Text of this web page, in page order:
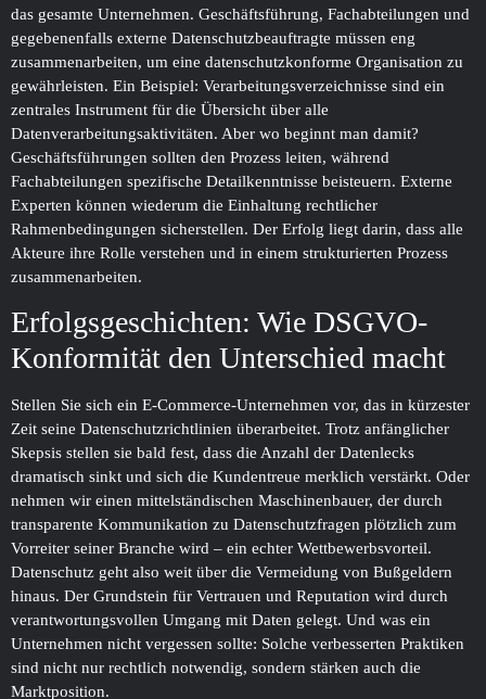
das gesamte Unternehmen. Geschäftsführung, Fachabteilungen und
gegebenenfalls externe Datenschutzbeauftragte müssen eng
zusammenarbeiten, um eine datenschutzkonforme Organisation zu
gewährleisten. Ein Beispiel: Verarbeitungsverzeichnisse sind ein
zentrales Instrument für die Übersicht über alle
Datenverarbeitungsaktivitäten. Aber wo beginnt man damit?
Geschäftsführungen sollten den Prozess leiten, während
Fachabteilungen spezifische Detailkenntnisse beisteuern. Externe
Experten können wiederum die Einhaltung rechtlicher
Rahmenbedingungen sicherstellen. Der Erfolg liegt darin, dass alle
Akteure ihre Rolle verstehen und in einem strukturierten Prozess
zusammenarbeiten.
Erfolgsgeschichten: Wie DSGVO-
Konformität den Unterschied macht
Stellen Sie sich ein E-Commerce-Unternehmen vor, das in kürzester
Zeit seine Datenschutzrichtlinien überarbeitet. Trotz anfänglicher
Skepsis stellen sie bald fest, dass die Anzahl der Datenlecks
dramatisch sinkt und sich die Kundentreue merklich verstärkt. Oder
nehmen wir einen mittelständischen Maschinenbauer, der durch
transparente Kommunikation zu Datenschutzfragen plötzlich zum
Vorreiter seiner Branche wird – ein echter Wettbewerbsvorteil.
Datenschutz geht also weit über die Vermeidung von Bußgeldern
hinaus. Der Grundstein für Vertrauen und Reputation wird durch
verantwortungsvollen Umgang mit Daten gelegt. Und was ein
Unternehmen nicht vergessen sollte: Solche verbesserten Praktiken
sind nicht nur rechtlich notwendig, sondern stärken auch die
Marktposition.